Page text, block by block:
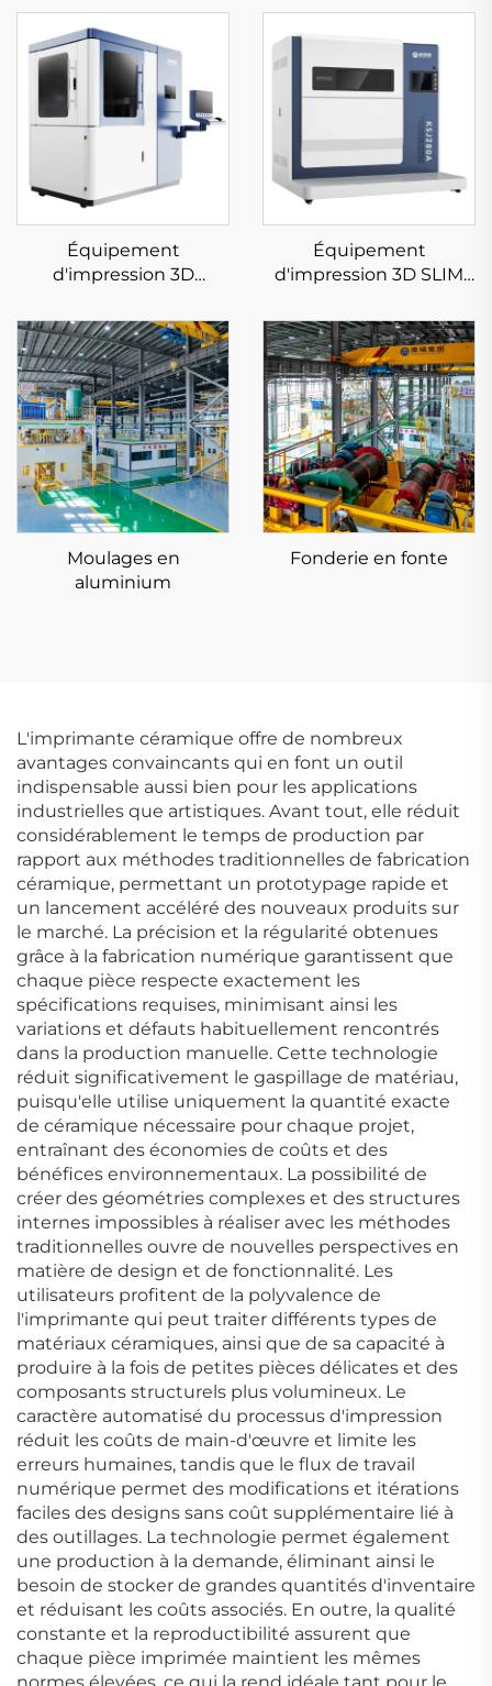
Équipement
d'impression 3D
Équipement
d'impression 3D SLIM
contrainte KS281MS
Moulages en
aluminium
Fonderie en fonte
L'imprimante céramique offre de nombreux
avantages convaincants qui en font un outil
indispensable aussi bien pour les applications
industrielles que artistiques. Avant tout, elle réduit
considérablement le temps de production par
rapport aux méthodes traditionnelles de fabrication
céramique, permettant un prototypage rapide et
un lancement accéléré des nouveaux produits sur
le marché. La précision et la régularité obtenues
grâce à la fabrication numérique garantissent que
chaque pièce respecte exactement les
spécifications requises, minimisant ainsi les
variations et défauts habituellement rencontrés
dans la production manuelle. Cette technologie
réduit significativement le gaspillage de matériau,
puisqu'elle utilise uniquement la quantité exacte
de céramique nécessaire pour chaque projet,
entraînant des économies de coûts et des
bénéfices environnementaux. La possibilité de
créer des géométries complexes et des structures
internes impossibles à réaliser avec les méthodes
traditionnelles ouvre de nouvelles perspectives en
matière de design et de fonctionnalité. Les
utilisateurs profitent de la polyvalence de
l'imprimante qui peut traiter différents types de
matériaux céramiques, ainsi que de sa capacité à
produire à la fois de petites pièces délicates et des
composants structurels plus volumineux. Le
caractère automatisé du processus d'impression
réduit les coûts de main-d'œuvre et limite les
erreurs humaines, tandis que le flux de travail
numérique permet des modifications et itérations
faciles des designs sans coût supplémentaire lié à
des outillages. La technologie permet également
une production à la demande, éliminant ainsi le
besoin de stocker de grandes quantités d'inventaire
et réduisant les coûts associés. En outre, la qualité
constante et la reproductibilité assurent que
chaque pièce imprimée maintient les mêmes